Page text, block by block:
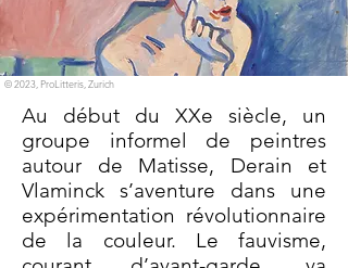
© 2023, ProLitteris, Zurich
Au début du XXe siècle, un
groupe informel de peintres
autour de Matisse, Derain et
Vlaminck s’aventure dans une
expérimentation révolutionnaire
de la couleur. Le fauvisme,